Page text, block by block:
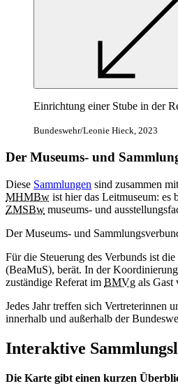
Einrichtung einer Stube in der
Bundeswehr/Leonie Hieck, 2023
Der Museums- und
Diese Sammlungen sind zusammen
MHMBw ist hier das Leitmuseum: es
ZMSBw museums- und
Der Museums- und
Für die Steuerung des Verbunds ist
(BeaMuS), berät. In der
zuständige Referat im BMVg als Gast
Jedes Jahr treffen sich Vertreterinnen
innerhalb und außerhalb der
Interaktive
Die Karte gibt einen kurzen